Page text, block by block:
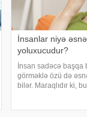
İnsanlar niyə
yoluxucudur?
İnsan sadəcə başqa
görməklə özü də
bilər. Maraqlıdır ki,